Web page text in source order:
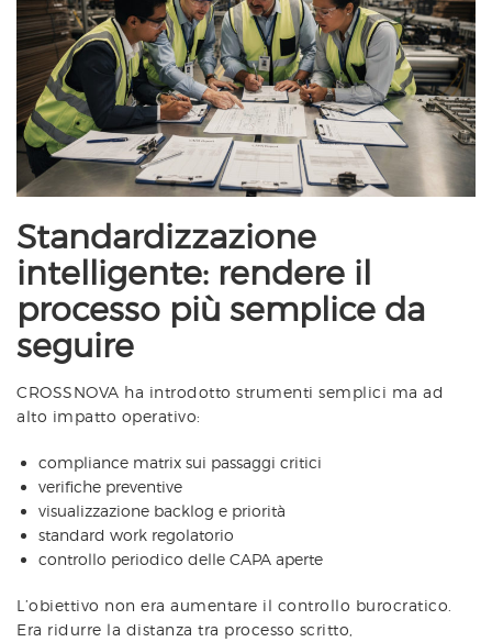
Standardizzazione
intelligente: rendere il
processo più semplice da
seguire
CROSSNOVA ha introdotto strumenti semplici ma ad
alto impatto operativo:
compliance matrix sui passaggi critici
verifiche preventive
visualizzazione backlog e priorità
standard work regolatorio
controllo periodico delle CAPA aperte
L’obiettivo non era aumentare il controllo burocratico.
Era ridurre la distanza tra processo scritto,